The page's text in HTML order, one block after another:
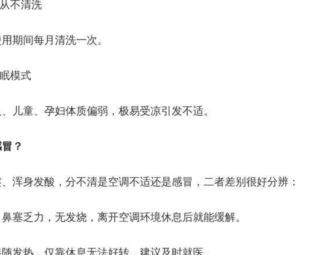
不清洗
间每月清洗一次。
模式
童、孕妇体质偏弱，极易受凉引发不适。
？
身发酸，分不清是空调不适还是感冒，二者差别很好分辨：
乏力，无发烧，离开空调环境休息后就能缓解。
热，仅靠休息无法好转，建议及时就医。